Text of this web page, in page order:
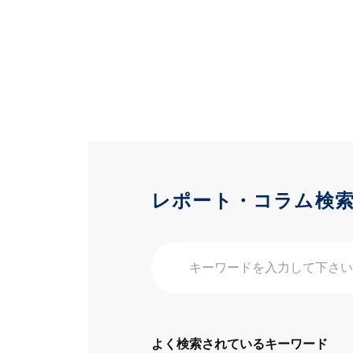
レポート・コラム検
よく検索されているキーワード